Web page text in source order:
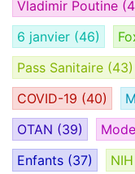
Vladimir Poutine
6 janvier (46)
Pass Sanitaire (43)
COVID-19 (40)
OTAN (39)
Enfants (37) NIH